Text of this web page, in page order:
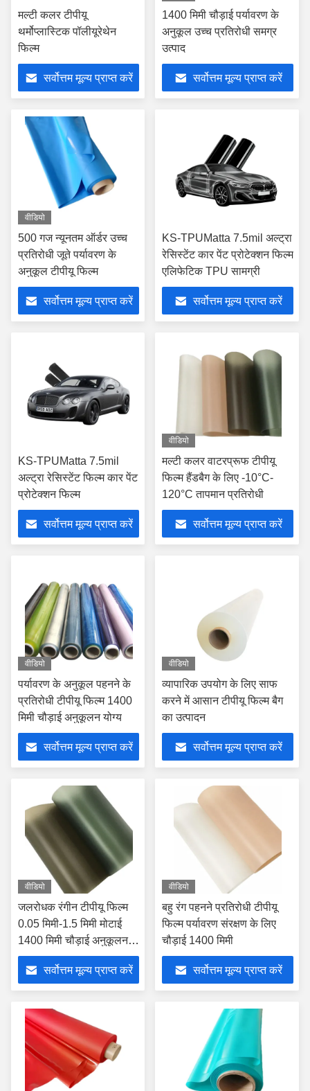
मल्टी कलर टीपीयू
थर्मोप्लास्टिक पॉलीयूरेथेन
फिल्म
सर्वोत्तम मूल्य प्राप्त करें
1400 मिमी चौड़ाई पर्यावरण के
अनुकूल उच्च प्रतिरोधी समग्र
उत्पाद
सर्वोत्तम मूल्य प्राप्त करें
वीडियो
500 गज न्यूनतम ऑर्डर उच्च
प्रतिरोधी जूते पर्यावरण के
अनुकूल टीपीयू फिल्म
सर्वोत्तम मूल्य प्राप्त करें
KS-TPUMatta 7.5mil अल्ट्रा
रेसिस्टेंट कार पेंट प्रोटेक्शन फिल्म
एलिफेटिक TPU सामग्री
सर्वोत्तम मूल्य प्राप्त करें
KS-TPUMatta 7.5mil
अल्ट्रा रेसिस्टेंट फिल्म कार पेंट
प्रोटेक्शन फिल्म
सर्वोत्तम मूल्य प्राप्त करें
वीडियो
मल्टी कलर वाटरप्रूफ टीपीयू
फिल्म हैंडबैग के लिए -10°C-
120°C तापमान प्रतिरोधी
सर्वोत्तम मूल्य प्राप्त करें
वीडियो
पर्यावरण के अनुकूल पहनने के
प्रतिरोधी टीपीयू फिल्म 1400
मिमी चौड़ाई अनुकूलन योग्य
सर्वोत्तम मूल्य प्राप्त करें
वीडियो
व्यापारिक उपयोग के लिए साफ
करने में आसान टीपीयू फिल्म बैग
का उत्पादन
सर्वोत्तम मूल्य प्राप्त करें
वीडियो
जलरोधक रंगीन टीपीयू फिल्म
0.05 मिमी-1.5 मिमी मोटाई
1400 मिमी चौड़ाई अनुकूलन
योग्य
सर्वोत्तम मूल्य प्राप्त करें
वीडियो
बहु रंग पहनने प्रतिरोधी टीपीयू
फिल्म पर्यावरण संरक्षण के लिए
चौड़ाई 1400 मिमी
सर्वोत्तम मूल्य प्राप्त करें